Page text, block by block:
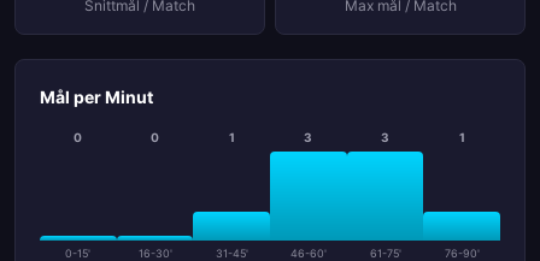
Snittmål / Match Max mål / Match
Mål per Minut
0
0-15'
0
16-30'
1
31-45'
3
46-60'
3
61-75'
1
76-90'